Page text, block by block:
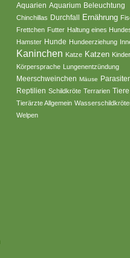
Aquarien Aquarium Beleuchtung
Chinchillas Durchfall Ernährung
Frettchen Futter Haltung eines
Hamster Hunde Hundeerziehung
Kaninchen Katze Katzen
Körpersprache
Lungenentzündung
Meerschweinchen Mäuse
Reptilien Schildkröte Terrarien Tiere
Tierärzte Allgemein
Welpen